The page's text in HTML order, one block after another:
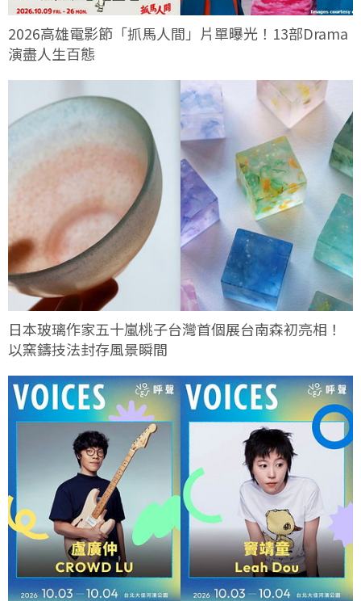
2026高雄電影節「抓馬人間」片單曝光！13部Drama
演盡人生百態
日本玻璃作家五十嵐桃子台灣首個展台南森初亮相！
以窯鑄技法封存風景瞬間